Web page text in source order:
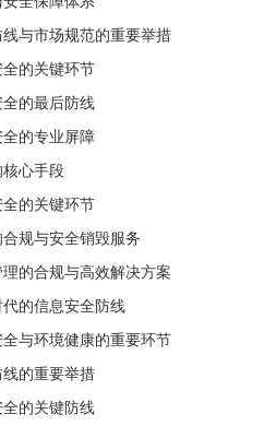
与市场规范的重要举措
的关键环节
的最后防线
的专业屏障
心手段
的关键环节
规与安全销毁服务
的合规与高效解决方案
的信息安全防线
与环境健康的重要环节
的重要举措
的关键防线